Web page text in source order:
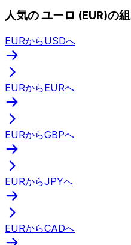
人気の ユーロ (EUR)の
EURからUSDへ
EURからEURへ
EURからGBPへ
EURからJPYへ
EURからCADへ